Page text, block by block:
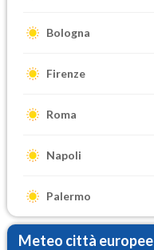
Bologna
Firenze
Roma
Napoli
Palermo
Meteo città europee